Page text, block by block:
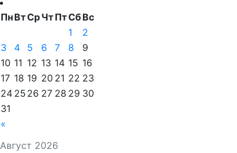
Август 2026
ПнВтСрЧтПтСбВс
«
1
2
3
4 5 6 7 8
9
10 11 12 13 14 15 16
17 18 19 20 21 22 23
24 25 26 27 28 29 30
31